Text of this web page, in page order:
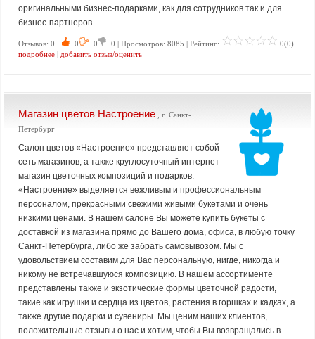
оригинальными бизнес-подарками, как для сотрудников так и для
бизнес-партнеров.
Отзывов: 0 −0 −0 −0 | Просмотров: 8085 | Рейтинг:
0(0)
подробнее | добавить отзыв/оценить
Магазин цветов Настроение , г. Санкт-
Петербург
Салон цветов «Настроение» представляет собой
сеть магазинов, а также круглосуточный интернет-
магазин цветочных композиций и подарков.
«Настроение» выделяется вежливым и профессиональным
персоналом, прекрасными свежими живыми букетами и очень
низкими ценами. В нашем салоне Вы можете купить букеты с
доставкой из магазина прямо до Вашего дома, офиса, в любую точку
Санкт-Петербурга, либо же забрать самовывозом. Мы с
удовольствием составим для Вас персональную, нигде, никогда и
никому не встречавшуюся композицию. В нашем ассортименте
представлены также и экзотические формы цветочной радости,
такие как игрушки и сердца из цветов, растения в горшках и кадках, а
также другие подарки и сувениры. Мы ценим наших клиентов,
положительные отзывы о нас и хотим, чтобы Вы возвращались в